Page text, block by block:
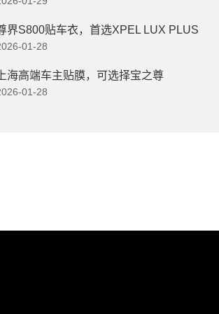
界S800贴车衣，首选XPEL LUX PLUS
01-28
海高端车主贴膜，可选择宝之尊
01-28